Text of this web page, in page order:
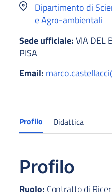
Dipartimento di
e Agro-ambientali
Sede ufficiale:VIA DEL
PISA
Email:
Profilo Didattica
Profilo
Ruolo: Contratto di